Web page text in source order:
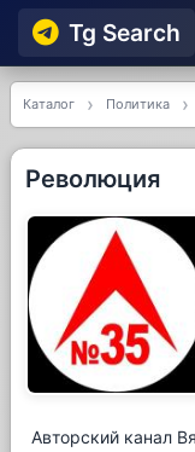
Tg Searсh
Каталог Политика
Революция
Авторский канал